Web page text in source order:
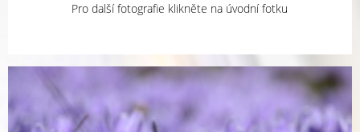
Pro další fotografie klikněte na úvodní fotku